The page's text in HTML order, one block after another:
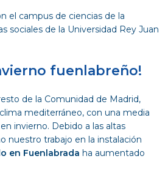
el campus de ciencias de la
sociales de la Universidad Rey Juan
fuenlabreño!
de la Comunidad de Madrid,
mediterráneo, con una media
invierno. Debido a las altas
nuestro trabajo en la instalación
en Fuenlabrada ha aumentado